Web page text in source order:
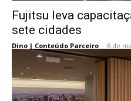
Fujitsu leva
sete cidades
Dino | Conteúdo Parceiro - 6 de